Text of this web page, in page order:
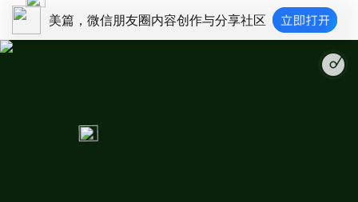
美篇，微信朋友圈内容创作与分享社区
滚滚长江东逝水